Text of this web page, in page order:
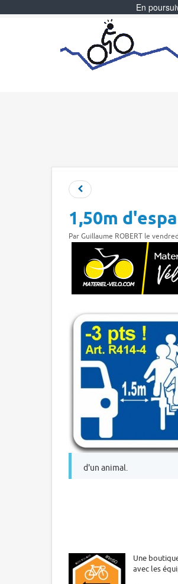
1,50m
Par Guillaume ROBERT le
d'un animal.
Une
avec les
En